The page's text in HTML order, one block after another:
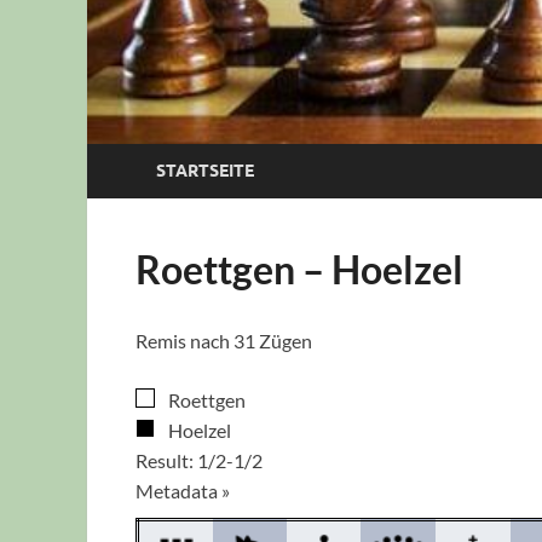
STARTSEITE
Roettgen – Hoelzel
Remis nach 31 Zügen
Roettgen
Hoelzel
Result: 1/2-1/2
Metadata »